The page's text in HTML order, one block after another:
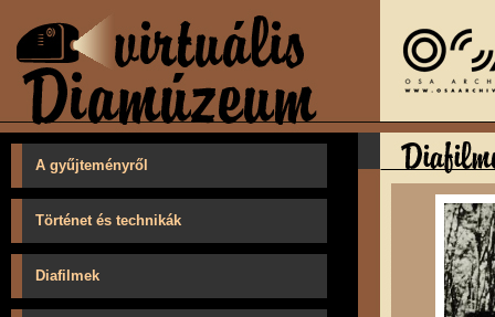
A gyűjteményről
Történet és technikák
Diafilmek